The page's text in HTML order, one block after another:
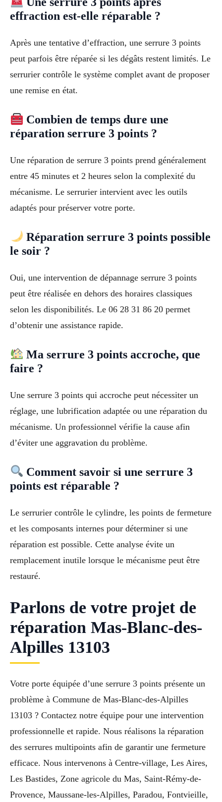
effraction est-elle réparable ?
Après une tentative d’effraction, une serrure 3 points
peut parfois être réparée si les dégâts restent limités. Le
serrurier contrôle le système complet avant de proposer
une remise en état.
Combien de temps dure une
réparation serrure 3 points ?
Une réparation de serrure 3 points prend généralement
entre 45 minutes et 2 heures selon la complexité du
mécanisme. Le serrurier intervient avec les outils
adaptés pour préserver votre porte.
Réparation serrure 3 points possible
le soir ?
Oui, une intervention de dépannage serrure 3 points
peut être réalisée en dehors des horaires classiques
selon les disponibilités. Le 06 28 31 86 20 permet
d’obtenir une assistance rapide.
Ma serrure 3 points accroche, que
faire ?
Une serrure 3 points qui accroche peut nécessiter un
réglage, une lubrification adaptée ou une réparation du
mécanisme. Un professionnel vérifie la cause afin
d’éviter une aggravation du problème.
Comment savoir si une serrure 3
points est réparable ?
Le serrurier contrôle le cylindre, les points de fermeture
et les composants internes pour déterminer si une
réparation est possible. Cette analyse évite un
remplacement inutile lorsque le mécanisme peut être
restauré.
Parlons de votre projet de
réparation Mas-Blanc-des-
Alpilles 13103
Votre porte équipée d’une serrure 3 points présente un
problème à Commune de Mas-Blanc-des-Alpilles
13103 ? Contactez notre équipe pour une intervention
professionnelle et rapide. Nous réalisons la réparation
des serrures multipoints afin de garantir une fermeture
efficace. Nous intervenons à Centre-village, Les Aires,
Les Bastides, Zone agricole du Mas, Saint-Rémy-de-
Provence, Maussane-les-Alpilles, Paradou, Fontvieille,